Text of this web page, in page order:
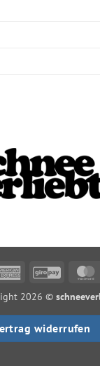
AmericanGiroPay
2026 ©
widerrufen